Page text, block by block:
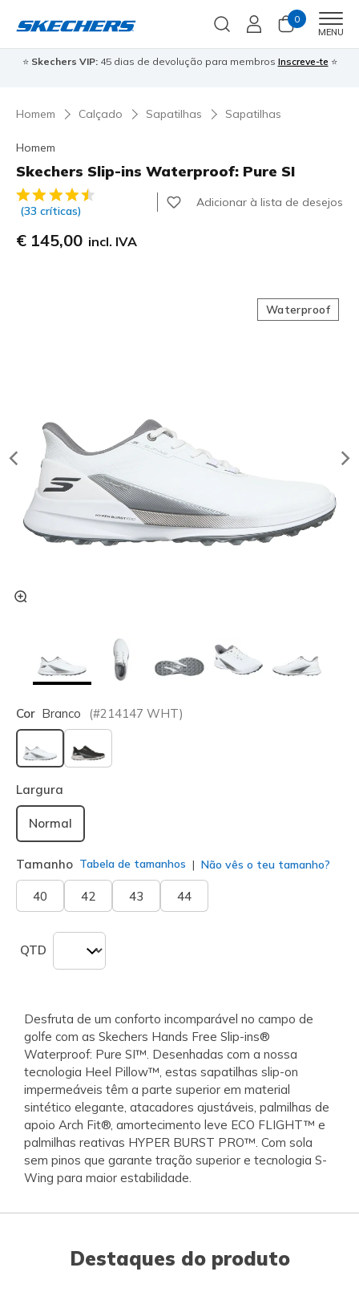
0
MENU
⭐ Skechers VIP:45 dias de devolução para membros Inscreve-te ⭐
Homem Calçado Sapatilhas Sapatilhas
Homem
Skechers Slip-ins Waterproof: Pure SI
3$6 de 5 – Classificação do cliente
(33 críticas)
Adicionar à lista de desejos
€ 145,00 incl. IVA
Waterproof
Cor Branco (#214147 WHT)
selecionado
Largura
Normal
Tamanho Tabela de tamanhos Não vês o teu tamanho?
40 42 43 44
QTD
Desfruta de um conforto incomparável no campo de
golfe com as Skechers Hands Free Slip-ins®
Waterproof: Pure SI™. Desenhadas com a nossa
tecnologia Heel Pillow™, estas sapatilhas slip-on
impermeáveis têm a parte superior em material
sintético elegante, atacadores ajustáveis, palmilhas de
apoio Arch Fit®, amortecimento leve ECO FLIGHT™ e
palmilhas reativas HYPER BURST PRO™. Com sola
sem pinos que garante tração superior e tecnologia S-
Wing para maior estabilidade.
Destaques do produto